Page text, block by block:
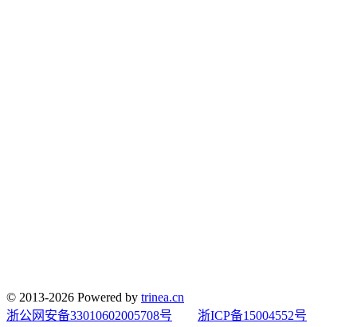
© 2013-2026 Powered by trinea.cn
浙公网安备33010602005708号
浙ICP备15004552号